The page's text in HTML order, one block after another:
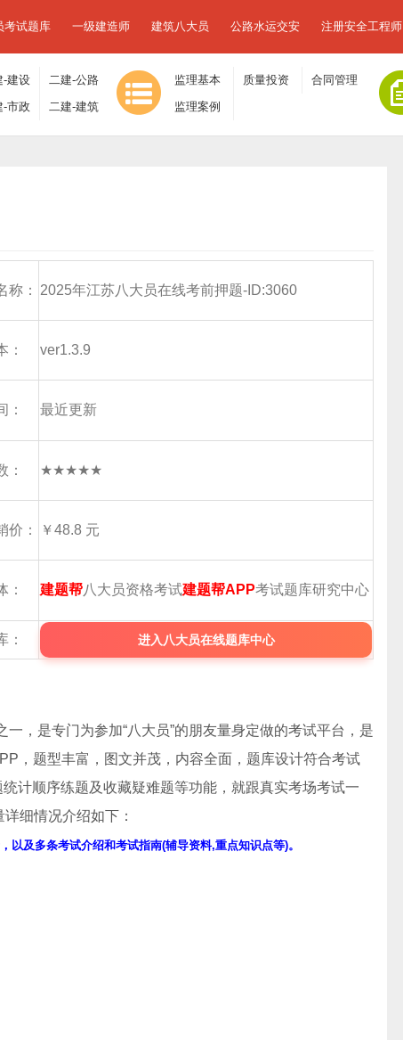
考试题库 一级建造师 建筑八大员 公路水运交安 注册安全工程师
-建设
施工
二建-公路
工程
-市政 二建-建筑
工程
监理基本
理论与相
关法规
质量投资 合同管理
监理案例
分析
称： 2025年江苏八大员在线考前押题-ID:3060
： ver1.3.9
： 最近更新
： ★★★★★
价： ￥48.8 元
： 建题帮八大员资格考试建题帮APP考试题库研究中心
： 进入八大员在线题库中心
一，是专门为参加“八大员”的朋友量身定做的考试平台，是
，题型丰富，图文并茂，内容全面，题库设计符合考试
计顺序练题及收藏疑难题等功能，就跟真实考场考试一
细情况介绍如下：
及多条考试介绍和考试指南(辅导资料,重点知识点等)。